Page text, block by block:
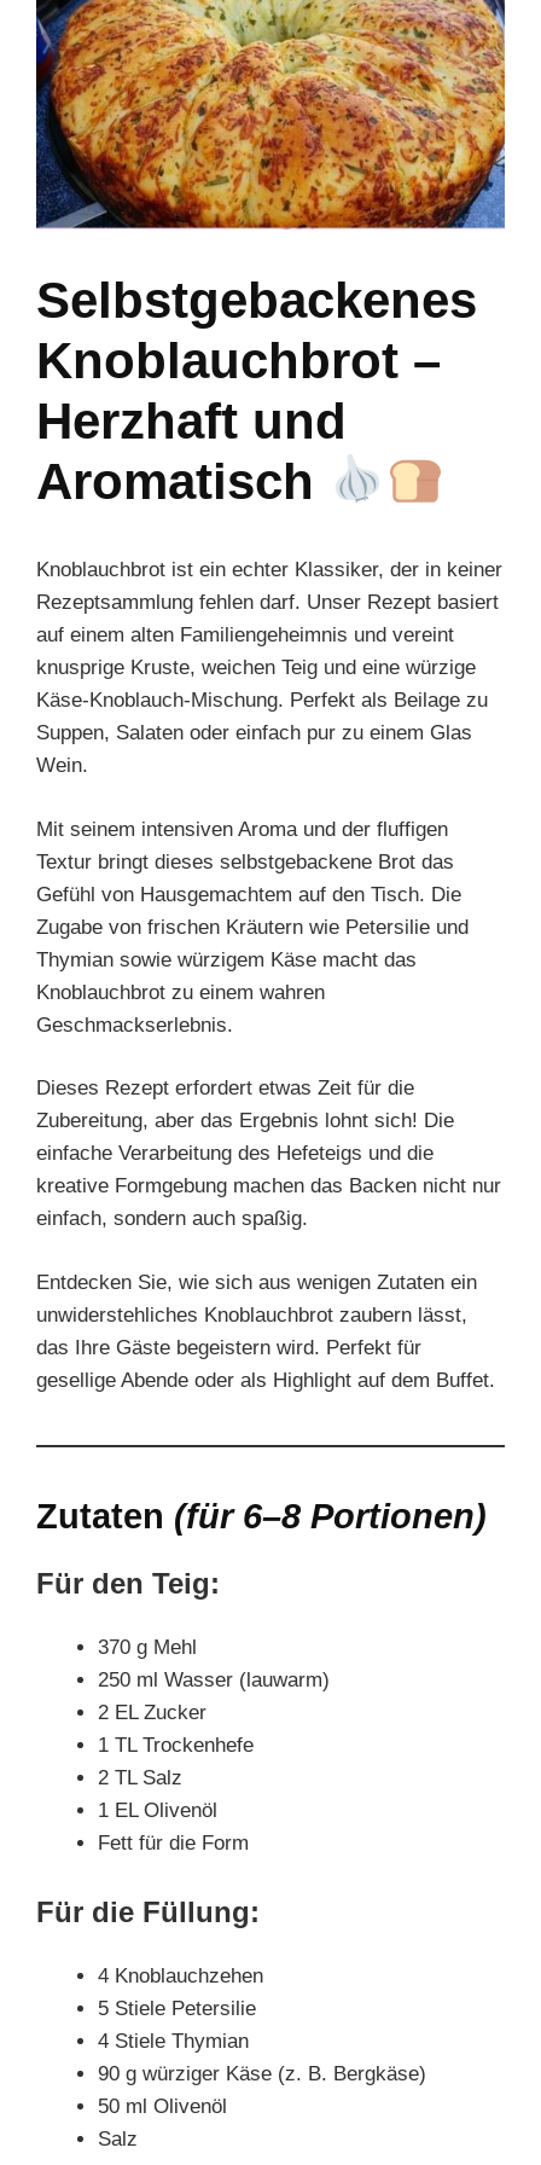
Selbstgebackenes
Knoblauchbrot –
Herzhaft und
Aromatisch
Knoblauchbrot ist ein echter Klassiker, der in keiner
Rezeptsammlung fehlen darf. Unser Rezept basiert
auf einem alten Familiengeheimnis und vereint
knusprige Kruste, weichen Teig und eine würzige
Käse-Knoblauch-Mischung. Perfekt als Beilage zu
Suppen, Salaten oder einfach pur zu einem Glas
Wein.
Mit seinem intensiven Aroma und der fluffigen
Textur bringt dieses selbstgebackene Brot das
Gefühl von Hausgemachtem auf den Tisch. Die
Zugabe von frischen Kräutern wie Petersilie und
Thymian sowie würzigem Käse macht das
Knoblauchbrot zu einem wahren
Geschmackserlebnis.
Dieses Rezept erfordert etwas Zeit für die
Zubereitung, aber das Ergebnis lohnt sich! Die
einfache Verarbeitung des Hefeteigs und die
kreative Formgebung machen das Backen nicht nur
einfach, sondern auch spaßig.
Entdecken Sie, wie sich aus wenigen Zutaten ein
unwiderstehliches Knoblauchbrot zaubern lässt,
das Ihre Gäste begeistern wird. Perfekt für
gesellige Abende oder als Highlight auf dem Buffet.
Zutaten (für 6–8 Portionen)
Für den Teig:
370 g Mehl
250 ml Wasser (lauwarm)
2 EL Zucker
1 TL Trockenhefe
2 TL Salz
1 EL Olivenöl
Fett für die Form
Für die Füllung:
4 Knoblauchzehen
5 Stiele Petersilie
4 Stiele Thymian
90 g würziger Käse (z. B. Bergkäse)
50 ml Olivenöl
Salz